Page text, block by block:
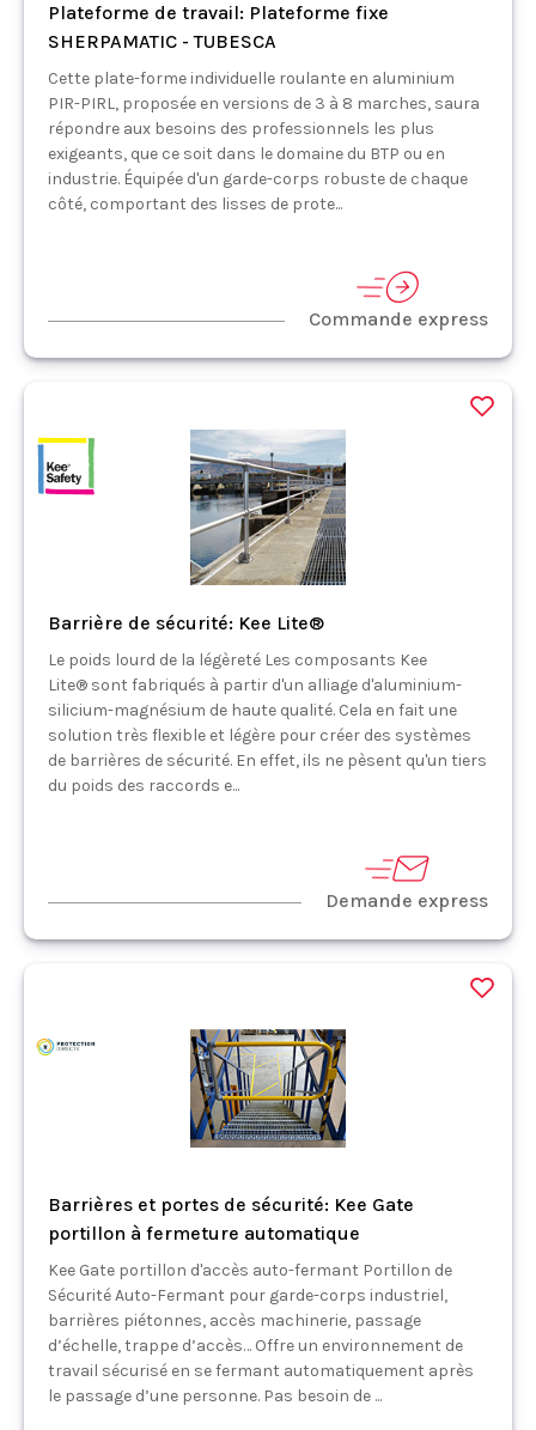
Plateforme de travail: Plateforme fixe
SHERPAMATIC - TUBESCA
Cette plate-forme individuelle roulante en aluminium
PIR-PIRL, proposée en versions de 3 à 8 marches, saura
répondre aux besoins des professionnels les plus
exigeants, que ce soit dans le domaine du BTP ou en
industrie. Équipée d'un garde-corps robuste de chaque
côté, comportant des lisses de prote...
Commande express
Barrière de sécurité: Kee Lite®
Le poids lourd de la légèreté Les composants Kee
Lite® sont fabriqués à partir d'un alliage d'aluminium-
silicium-magnésium de haute qualité. Cela en fait une
solution très flexible et légère pour créer des systèmes
de barrières de sécurité. En effet, ils ne pèsent qu'un tiers
du poids des raccords e...
Demande express
Barrières et portes de sécurité: Kee Gate
portillon à fermeture automatique
Kee Gate portillon d'accès auto-fermant Portillon de
Sécurité Auto-Fermant pour garde-corps industriel,
barrières piétonnes, accès machinerie, passage
d’échelle, trappe d’accès… Offre un environnement de
travail sécurisé en se fermant automatiquement après
le passage d’une personne. Pas besoin de ...